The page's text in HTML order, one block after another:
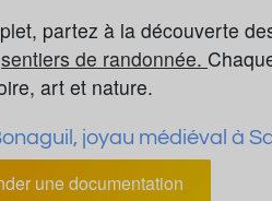
partez à la découverte
sentiers de randonnée.
art et nature.
joyau médiéval à
une documentation